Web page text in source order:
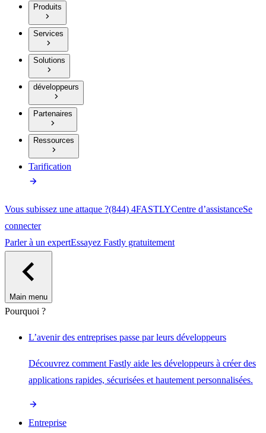
Produits
Services
Solutions
développeurs
Partenaires
Ressources
Tarification
Vous subissez une attaque ?(844) 4FASTLYCentre d’assistanceSe
connecter
Parler à un expertEssayez Fastly gratuitement
Main menu
Pourquoi ?
L’avenir des entreprises passe par leurs développeurs
Découvrez comment Fastly aide les développeurs à créer des
applications rapides, sécurisées et hautement personnalisées.
Entreprise